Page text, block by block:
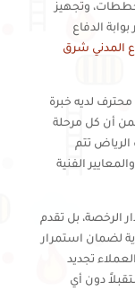
وتجهيز
الدفاع
المدني شرق
لديه خبرة
أن كل مرحلة
تتم
الفنية
الرخصة، بل تقدم
لضمان استمرار
تجديد
دون أي